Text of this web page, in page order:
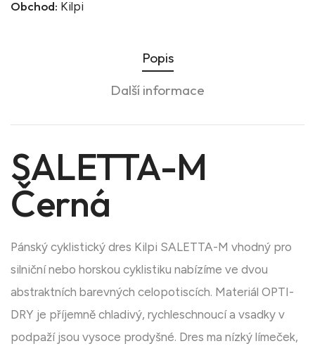
Obchod: Kilpi
Popis
Další informace
SALETTA-M
Černá
Pánský cyklistický dres Kilpi SALETTA-M vhodný pro
silniční nebo horskou cyklistiku nabízíme ve dvou
abstraktních barevných celopotiscích. Materiál OPTI-
DRY je příjemně chladivý, rychleschnoucí a vsadky v
podpaží jsou vysoce prodyšné. Dres ma nízký límeček,